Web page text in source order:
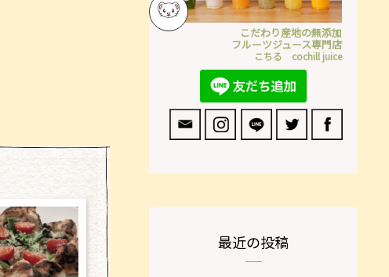
こだわり産地の無添加
フルーツジュース専門店
こちる cochill juice
最近の投稿